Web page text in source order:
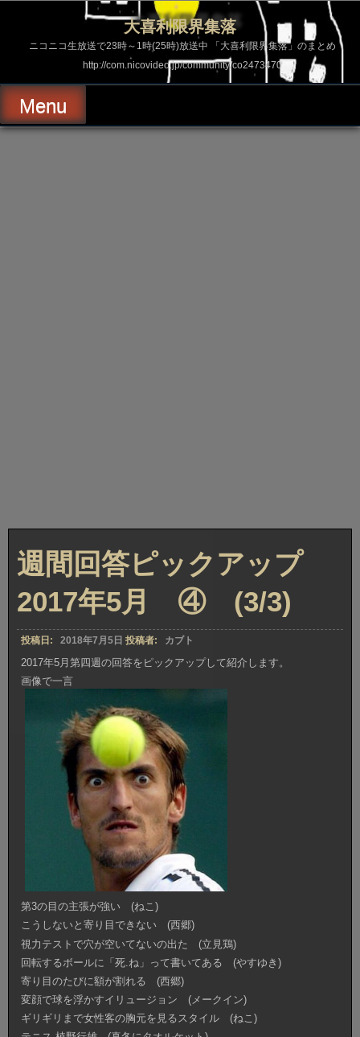
ス
ッ
プ
大喜利限界集落
ニコニコ生放送で23時～1時(25時)放送中 「大喜利限界集落」のまとめ
http://com.nicovideo.jp/community/co2473470
Menu
週間回答ピックアップ
2017年5月 ④ (3/3)
投稿日: 2018年7月5日 投稿者: カブト
2017年5月第四週の回答をピックアップして紹介します。
画像で一言
第3の目の主張が強い (ねこ)
こうしないと寄り目できない (西郷)
視力テストで穴が空いてないの出た (立見鶏)
回転するボールに「死.ね」って書いてある (やすゆき)
寄り目のたびに額が割れる (西郷)
変顔で球を浮かすイリュージョン (メークイン)
ギリギリまで女性客の胸元を見るスタイル (ねこ)